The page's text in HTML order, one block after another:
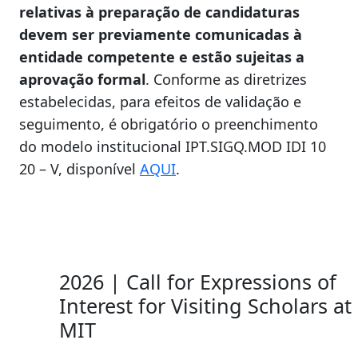
relativas à preparação de candidaturas
devem ser previamente comunicadas à
entidade competente e estão sujeitas a
aprovação formal. Conforme as diretrizes
estabelecidas, para efeitos de validação e
seguimento, é obrigatório o preenchimento
do modelo institucional IPT.SIGQ.MOD IDI 10
20 – V, disponível AQUI.
2026 | Call for Expressions of
Interest for Visiting Scholars at
MIT